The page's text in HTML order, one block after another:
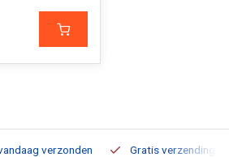
verzonden Gratis verzending